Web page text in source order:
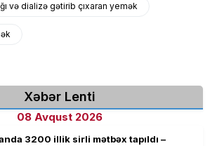
və dializə gətirib çıxaran yemək
Xəbər Lenti
08 Avqust 2026
3200 illik sirli mətbəx tapıldı –